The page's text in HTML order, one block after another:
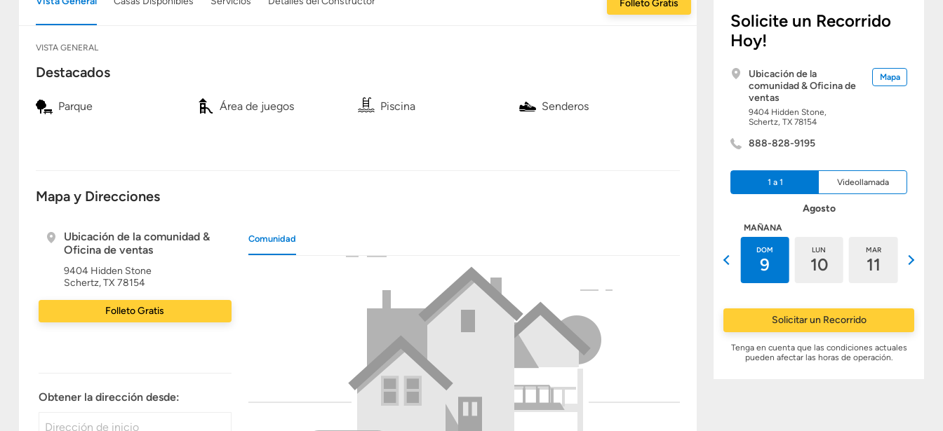
Solicite un Recorrido
Hoy!
Ubicación de la
comunidad & Oficina de
ventas
9404 Hidden Stone,
Schertz, TX 78154
Mapa
888-828-9195
1 a 1 Videollamada
Agosto
MAÑANA
DOM
9
LUN
10
MAR
11
Solicitar un Recorrido
Tenga en cuenta que las condiciones actuales
pueden afectar las horas de operación.
Folleto Gratis
VISTA GENERAL
Destacados
Parque Área de juegos Piscina Senderos
Mapa y Direcciones
Ubicación de la comunidad &
Oficina de ventas
9404 Hidden Stone
Schertz, TX 78154
Folleto Gratis
Obtener la dirección desde:
Comunidad